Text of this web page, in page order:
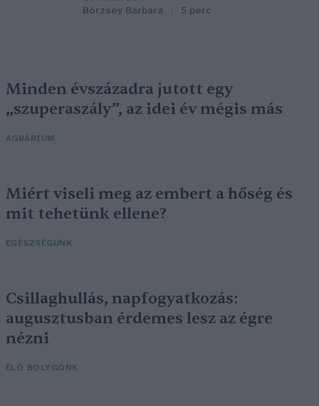
Börzsey Barbara 5 perc
Minden évszázadra jutott egy
„szuperaszály”, az idei év mégis más
AGRÁRIUM
Miért viseli meg az embert a hőség és
mit tehetünk ellene?
EGÉSZSÉGÜNK
Csillaghullás, napfogyatkozás:
augusztusban érdemes lesz az égre
nézni
ÉLŐ BOLYGÓNK